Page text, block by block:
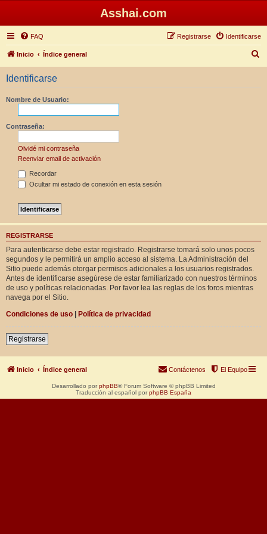
Asshai.com
FAQ Identificarse
Registrarse
Inicio Índice general
u
Identificarse
Nombre de Usuario:
Contraseña:
Olvidé mi contraseña
Reenviar email de activación
Recordar
Ocultar mi estado de conexión en esta sesión
REGISTRARSE
Para autenticarse debe estar registrado. Registrarse tomará solo unos pocos
segundos y le permitirá un amplio acceso al sistema. La Administración del
Sitio puede además otorgar permisos adicionales a los usuarios registrados.
Antes de identificarse asegúrese de estar familiarizado con nuestros términos
de uso y políticas relacionadas. Por favor lea las reglas de los foros mientras
navega por el Sitio.
Condiciones de uso | Política de privacidad
Registrarse
Inicio Índice general El Equipo
Contáctenos
Desarrollado por phpBB® Forum Software © phpBB Limited
Traducción al español por phpBB España